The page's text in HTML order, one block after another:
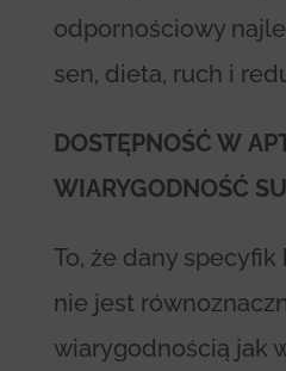
odpornościowy
sen, dieta, ruch i
DOSTĘPNOŚĆ W
WIARYGODNOŚĆ
To, że dany
nie jest
wiarygodnością jak